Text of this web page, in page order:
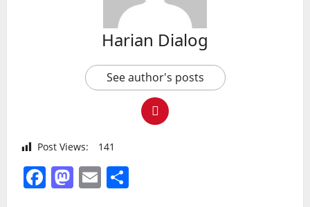
Harian Dialog
See author's posts
Post Views: 141
Facebook
Mastodon
Email